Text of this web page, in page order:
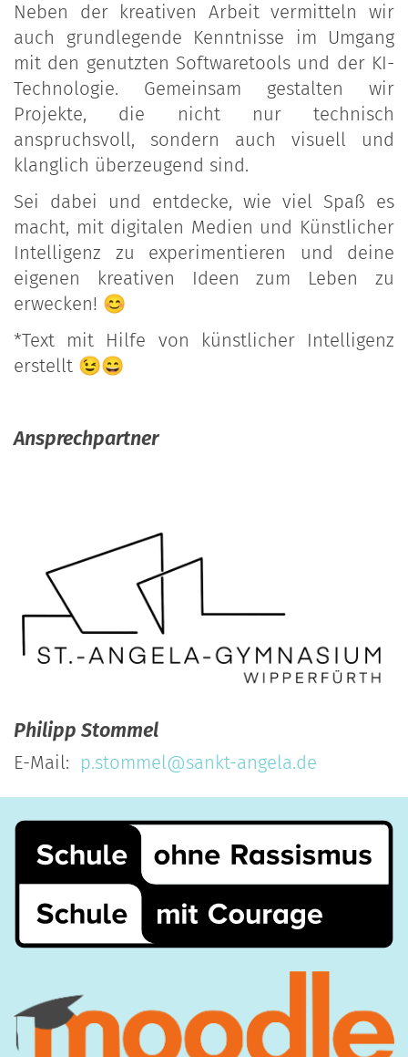
Neben der kreativen Arbeit vermitteln wir
auch grundlegende Kenntnisse im Umgang
mit den genutzten Softwaretools und der KI-
Technologie. Gemeinsam gestalten wir
Projekte, die nicht nur technisch
anspruchsvoll, sondern auch visuell und
klanglich überzeugend sind.
Sei dabei und entdecke, wie viel Spaß es
macht, mit digitalen Medien und Künstlicher
Intelligenz zu experimentieren und deine
eigenen kreativen Ideen zum Leben zu
erwecken! 😊
*Text mit Hilfe von künstlicher Intelligenz
erstellt 😉😄
Ansprechpartner
Philipp Stommel
E-Mail: p.stommel@sankt-angela.de